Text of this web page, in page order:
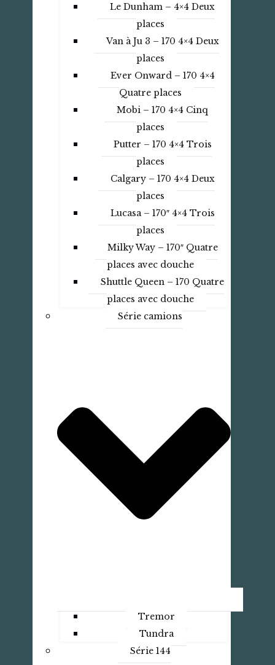
Le Dunham – 4×4 Deux
places
Van à Ju 3 – 170 4×4 Deux
places
Ever Onward – 170 4×4
Quatre places
Mobi – 170 4×4 Cinq
places
Putter – 170 4×4 Trois
places
Calgary – 170 4×4 Deux
places
Lucasa – 170″ 4×4 Trois
places
Milky Way – 170″ Quatre
places avec douche
Shuttle Queen – 170 Quatre
places avec douche
Série camions
Tremor
Tundra
Série 144